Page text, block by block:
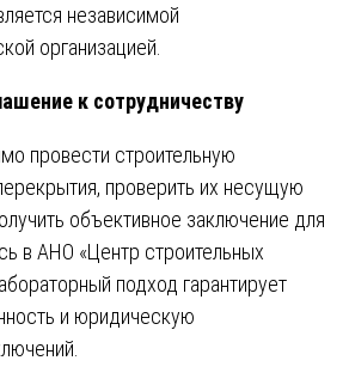
независимой
организацией.
к сотрудничеству
провести строительную
проверить их несущую
объективное заключение для
в АНО «Центр строительных
подход гарантирует
и юридическую